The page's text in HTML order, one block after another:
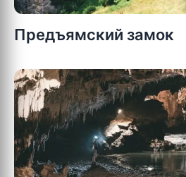
Предъямский замок